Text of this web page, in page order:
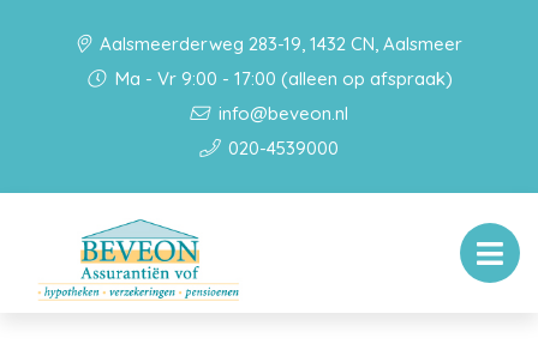
Aalsmeerderweg 283-19, 1432 CN, Aalsmeer
Ma - Vr 9:00 - 17:00 (alleen op afspraak)
info@beveon.nl
020-4539000